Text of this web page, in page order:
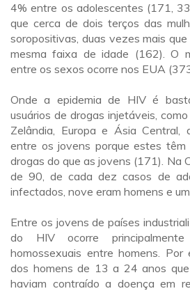
4% entre os adolescentes (171,
que cerca de dois terços das
soropositivas, duas vezes mais
mesma faixa de idade (162). O
entre os sexos ocorre nos EUA
Onde a epidemia de HIV é
usuários de drogas injetáveis,
Zelândia, Europa e Ásia Central,
entre os jovens porque estes têm
drogas do que as jovens (171). Na
de 90, de cada dez casos de
infectados, nove eram homens e
Entre os jovens de países
do HIV ocorre
homossexuais entre homens.
dos homens de 13 a 24 anos
haviam contraído a doença em